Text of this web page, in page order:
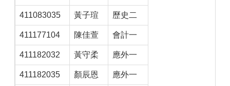
411083035 黃子瑄 歷史二
411177104 陳佳萱 會計一
411182032 黃守柔 應外一
411182035 顏辰恩 應外一